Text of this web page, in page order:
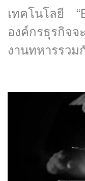
เทคโนโลยี
องค์กรธุรกิจจ
งานทหารรวม